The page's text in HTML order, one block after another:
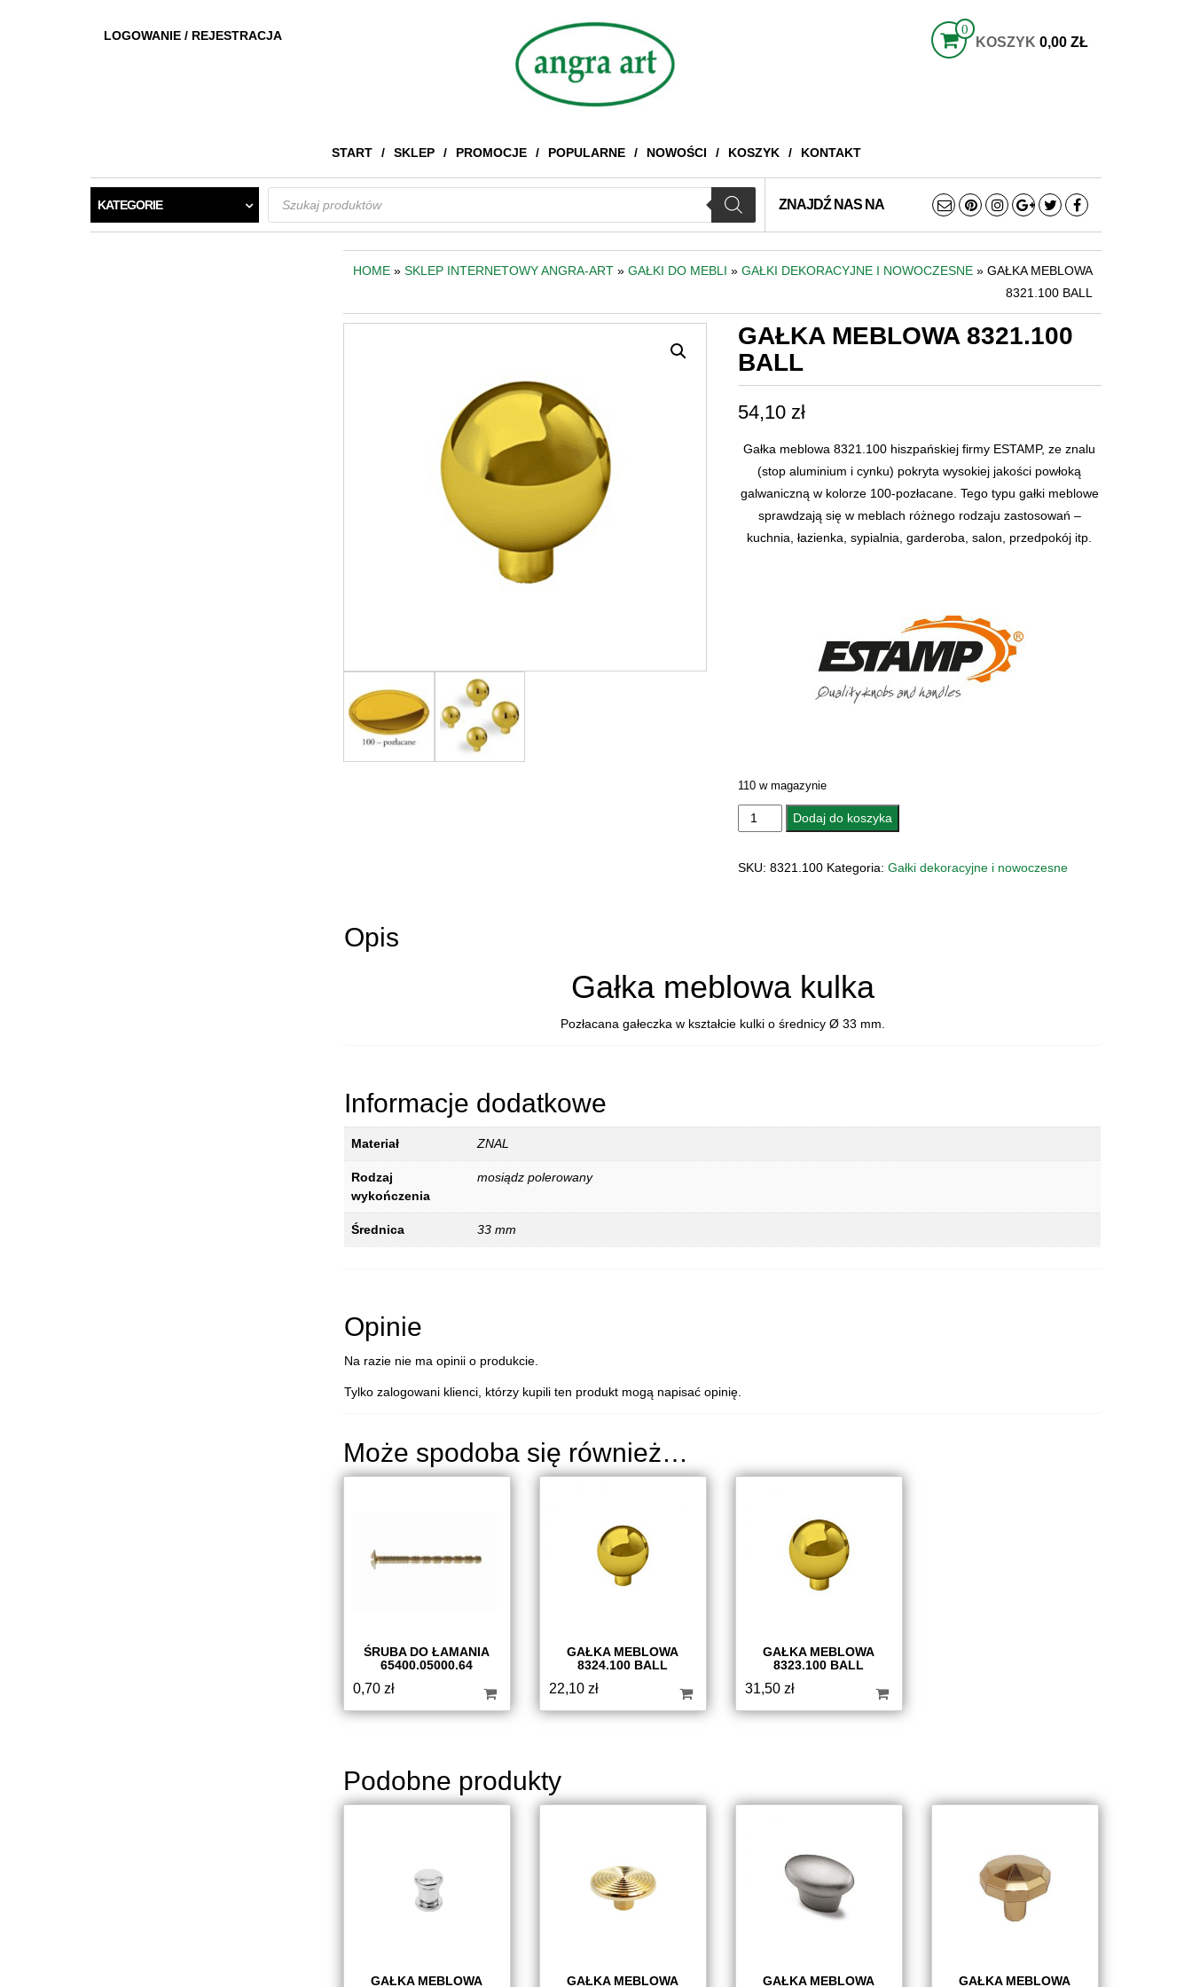
LOGOWANIE / REJESTRACJA 0
KOSZYK 0,00 ZŁ
START SKLEP PROMOCJE POPULARNE NOWOŚCI KOSZYK KONTAKT
KATEGORIE
Wyszukiwarka
produktów
ZNAJDŹ NAS NA
HOME » SKLEP INTERNETOWY ANGRA-ART » GAŁKI DO MEBLI » GAŁKI DEKORACYJNE I NOWOCZESNE » GAŁKA MEBLOWA
8321.100 BALL
GAŁKA MEBLOWA 8321.100
BALL
54,10 zł
Gałka meblowa 8321.100 hiszpańskiej firmy ESTAMP, ze znalu
(stop aluminium i cynku) pokryta wysokiej jakości powłoką
galwaniczną w kolorze 100-pozłacane. Tego typu gałki meblowe
sprawdzają się w meblach różnego rodzaju zastosowań –
kuchnia, łazienka, sypialnia, garderoba, salon, przedpokój itp.
110 w magazynie
ilość
GAŁKA
Dodaj do koszyka
SKU: 8321.100 Kategoria: Gałki dekoracyjne i nowoczesne
Opis
Gałka meblowa kulka
Pozłacana gałeczka w kształcie kulki o średnicy Ø 33 mm.
Informacje dodatkowe
Materiał ZNAL
Rodzaj
wykończenia
mosiądz polerowany
Średnica 33 mm
Opinie
Na razie nie ma opinii o produkcie.
Tylko zalogowani klienci, którzy kupili ten produkt mogą napisać opinię.
Może spodoba się również…
ŚRUBA DO ŁAMANIA
65400.05000.64
0,70 zł
GAŁKA MEBLOWA
8324.100 BALL
22,10 zł
GAŁKA MEBLOWA
8323.100 BALL
31,50 zł
Podobne produkty
GAŁKA MEBLOWA
GAŁKA MEBLOWA
GAŁKA MEBLOWA
GAŁKA MEBLOWA